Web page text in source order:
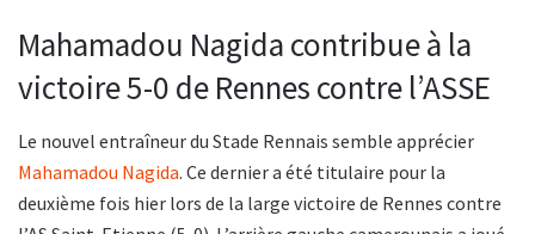
Mahamadou Nagida contribue à la
victoire 5-0 de Rennes contre l’ASSE
Le nouvel entraîneur du Stade Rennais semble apprécier
Mahamadou Nagida. Ce dernier a été titulaire pour la
deuxième fois hier lors de la large victoire de Rennes contre